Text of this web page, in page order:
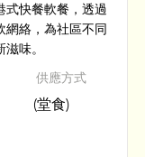
式快餐軟餐，透過
網絡，為社區不同
味。
供應方式
(堂食)